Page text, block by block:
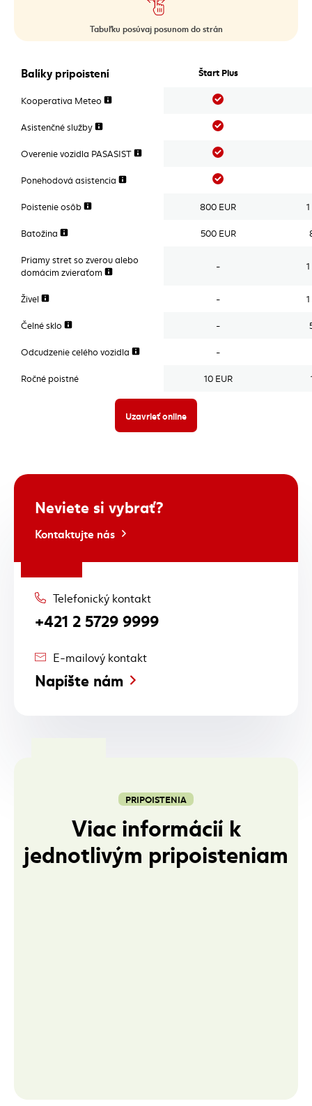
Tabuľku posúvaj posunom do strán
Balíky pripoistení Štart Plus
Kooperativa Meteo Áno
Asistenčné služby Áno
Overenie vozidla PASASIST Áno
Ponehodová asistencia Áno
Poistenie osôb 800 EUR
Batožina 500 EUR
Priamy stret so zverou alebo
domácim zvieraťom
-
Živel -
Čelné sklo -
Odcudzenie celého vozidla -
Ročné poistné 10 EUR
Uzavrieť online
Neviete si vybrať?
Kontaktujte nás
Telefonický kontakt
+421 2 5729 9999
E-mailový kontakt
Napíšte nám
PRIPOISTENIA
Viac informácií k
jednotlivým pripoisteniam